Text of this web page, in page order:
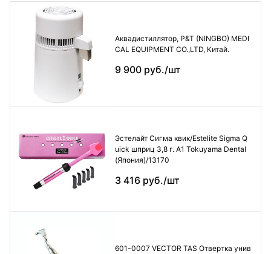
Аквадистиллятор, P&T (NINGBO) MEDI
CAL EQUIPMENT CO.,LTD, Китай.
9 900 руб./шт
Эстелайт Сигма квик/Estelite Sigma Q
uick шприц 3,8 г. А1 Tokuyama Dental
(Япония)/13170
3 416 руб./шт
601-0007 VECTOR TAS Отвертка унив